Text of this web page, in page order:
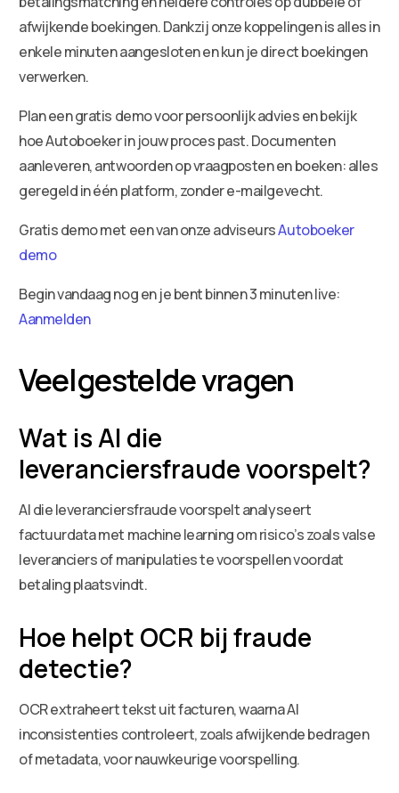
afwijkende boekingen. Dankzij onze koppelingen is alles in
enkele minuten aangesloten en kun je direct boekingen
verwerken.
Plan een gratis demo voor persoonlijk advies en bekijk
hoe Autoboeker in jouw proces past. Documenten
aanleveren, antwoorden op vraagposten en boeken: alles
geregeld in één platform, zonder e-mailgevecht.
Gratis demo met een van onze adviseursAutoboeker
demo
Begin vandaag nog en je bent binnen 3 minuten live:
Aanmelden
Veelgestelde vragen
Wat is AI die
leveranciersfraude voorspelt?
AI die leveranciersfraude voorspelt analyseert
factuurdata met machine learning om risico’s zoals valse
leveranciers of manipulaties te voorspellen voordat
betaling plaatsvindt.
Hoe helpt OCR bij fraude
detectie?
OCR extraheert tekst uit facturen, waarna AI
inconsistenties controleert, zoals afwijkende bedragen
of metadata, voor nauwkeurige voorspelling.